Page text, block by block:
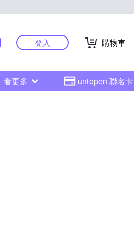
登入 購物車
看更多 uniopen 聯名卡